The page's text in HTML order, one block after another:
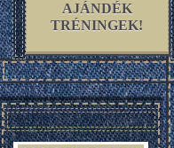
AJÁNDÉK
TRÉNINGEK!